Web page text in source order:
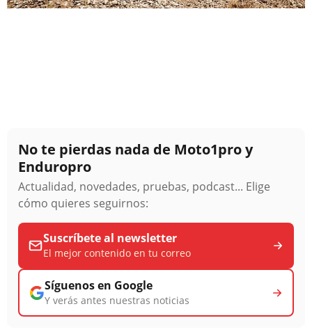
No te pierdas nada de Moto1pro y
Enduropro
Actualidad, novedades, pruebas, podcast... Elige
cómo quieres seguirnos:
Suscríbete al newsletter
El mejor contenido en tu correo
Síguenos en Google
Y verás antes nuestras noticias